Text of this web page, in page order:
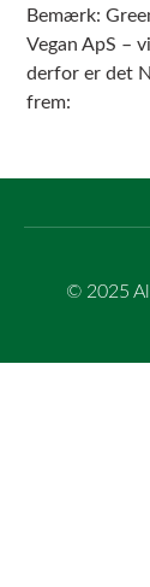
Bemærk:
Vegan ApS –
derfor er det
frem:
© 2025